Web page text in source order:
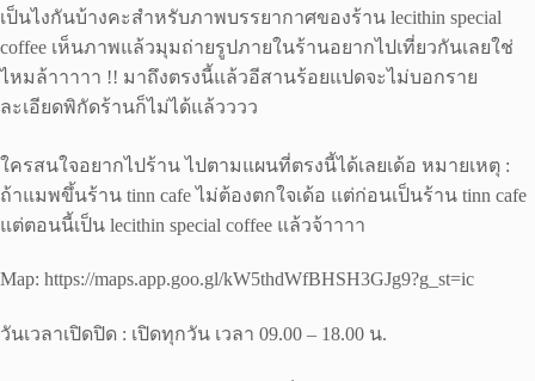
เป็นไงกันบ้างคะสำหรับภาพบรรยากาศของร้าน lecithin special
coffee เห็นภาพแล้วมุมถ่ายรูปภายในร้านอยากไปเที่ยวกันเลยใช่
ไหมล้าาาาา !! มาถึงตรงนี้แล้วอีสานร้อยแปดจะไม่บอกราย
ละเอียดพิกัดร้านก็ไม่ได้แล้วววว
ใครสนใจอยากไปร้าน ไปตามแผนที่ตรงนี้ได้เลยเด้อ หมายเหตุ :
ถ้าแมพขึ้นร้าน tinn cafe ไม่ต้องตกใจเด้อ แต่ก่อนเป็นร้าน tinn cafe
แต่ตอนนี้เป็น lecithin special coffee แล้วจ้าาาา
Map: https://maps.app.goo.gl/kW5thdWfBHSH3GJg9?g_st=ic
วันเวลาเปิดปิด : เปิดทุกวัน เวลา 09.00 – 18.00 น.